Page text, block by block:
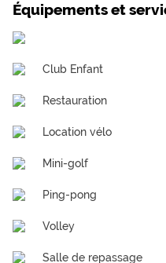
Équipements et
Club Enfant
Restauration
Location vélo
Mini-golf
Ping-pong
Volley
Salle de repassage